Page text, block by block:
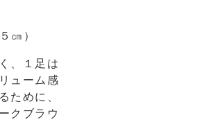
㎝）
、１足は
ューム感
ために、
クブラウ